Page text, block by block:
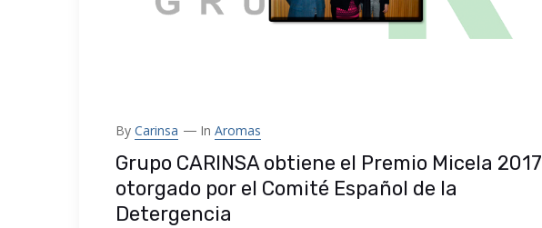
By Carinsa In Aromas
Grupo CARINSA obtiene el Premio Micela 2017
otorgado por el Comité Español de la
Detergencia